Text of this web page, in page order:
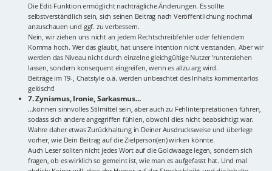
Die Edit-Funktion ermöglicht nachträgliche Änderungen. Es sollte
selbstverständlich sein, sich seinen Beitrag nach Veröffentlichung nochmal
anzuschauen und ggf. zu verbessern.
Nein, wir ziehen uns nicht an jedem Rechtschreibfehler oder fehlendem
Komma hoch. Wer das glaubt, hat unsere Intention nicht verstanden. Aber wir
werden das Niveau nicht durch einzelne gleichgültige Nutzer 'runterziehen
lassen, sondern konsequent eingreifen, wenn es allzu arg wird.
Beiträge im T9-, Chatstyle o.ä. werden unbeachtet des Inhalts kommentarlos
gelöscht!
7. Zynismus, Ironie, Sarkasmus...
...können sinnvolles Stilmittel sein, aber auch zu Fehlinterpretationen führen,
sodass sich andere angegriffen fühlen, obwohl dies nicht beabsichtigt war.
Wahre daher etwas Zurückhaltung in Deiner Ausdrucksweise und überlege
vorher, wie Dein Beitrag auf die Zielperson(en) wirken könnte.
Auch Leser sollten nicht jedes Wort auf die Goldwaage legen, sondern sich
fragen, ob es wirklich so gemeint ist, wie man es aufgefasst hat. Und mal